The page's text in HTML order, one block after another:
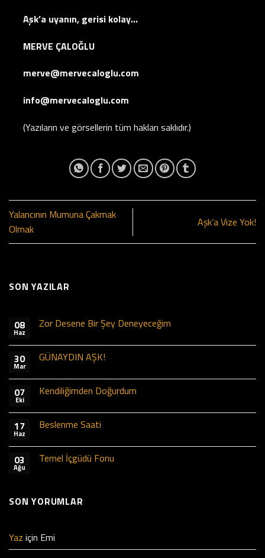
Aşk’a uyanın, gerisi kolay…
MERVE ÇALOĞLU
merve@mervecaloglu.com
info@mervecaloglu.com
(Yazıların ve görsellerin tüm hakları saklıdır.)
Yalancının Mumuna Çakmak
Olmak
Aşk’a Vize Yok!
SON YAZILAR
08
Haz
Zor Desene Bir Şey Deneyeceğim
30
Mar
GÜNAYDIN AŞK!
07
Eki
Kendiliğimden Doğurdum
17
Haz
Beslenme Saati
03
Ağu
Temel İçgüdü Fonu
SON YORUMLAR
Yaz için Emi